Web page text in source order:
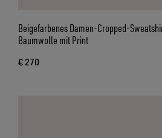
Beigefarbenes Damen-Cropped-
Baumwolle mit Print
€ 270